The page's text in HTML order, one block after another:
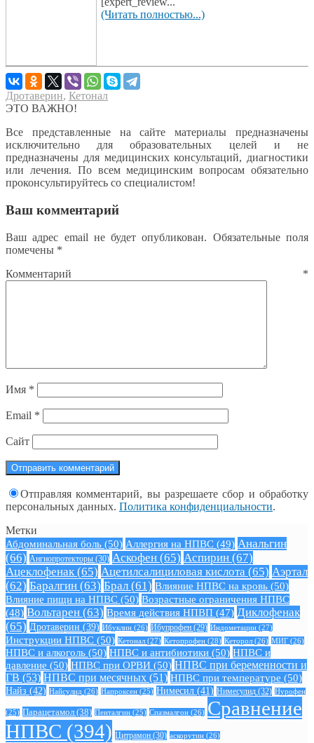
(Читать полностью...)
Дротаверин, Кетонал
ЭТО ВАЖНО!
Все представленные на сайте материалы предназначены
исключительно для образовательных целей и не
предназначены для медицинских консультаций, диагностики
или лечения. По всем медицинским вопросам обязательно
проконсультируйтесь со специалистом!
Ваш комментарий
Ваш адрес email не будет опубликован. Обязательные поля
помечены *
Комментарий *
Имя *
Email *
Сайт
Отправляя комментарий, вы разрешаете сбор и обработку
персональных данных. Политика конфиденциальности.
Метки
Абдоминальная боль (50) Аллергия на НПВС (49) Анальгин
(66) Ангиопротекторы (30) Аскофен (65) Аспирин (67)
Ацеклофенак (65) Ацетилсалициловая кислота (65) Аэртал
(62) Баралгин (63) Брал (61) Влияние НПВС на кровь (50)
Влияние пищи на НПВС (50) Возрастные ограничения НПВС
(48) Вольтарен (63) Время действия НПВП (47) Диклофенак
(65) Дротаверин (39) Ибуклин (26) Ибупрофен (29) Индометацин (27)
Инструкции НПВС (50) Кетонал (27) Кетопрофен (28) Кеторол (26) МИГ (26)
НПВС и алкоголь (50) НПВС и антибиотики (50) НПВС и
давление (50) НПВС при ОРВИ (50) НПВС при беременности и
ГВ (53) НПВС при месячных (51) НПВС при температуре (50)
Найз (42) Найсулид (26) Напроксен (25) Нимесил (41) Нимесулид (32) Нурофен
(25) Парацетамол (38) Пенталгин (25) Спазмалгон (26) Сравнение
НПВС (394) Цитрамон (30) аскорутин (26)